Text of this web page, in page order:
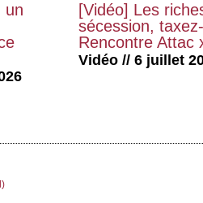
un
[Vidéo] Les
sécession,
Rencontre
Vidéo // 6 juillet